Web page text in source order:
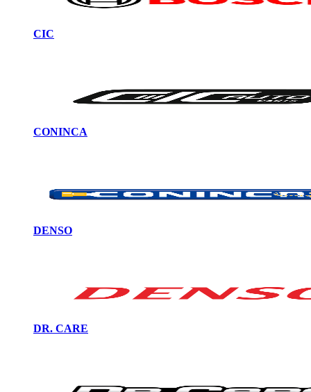
CIC
CONINCA
DENSO
DR. CARE